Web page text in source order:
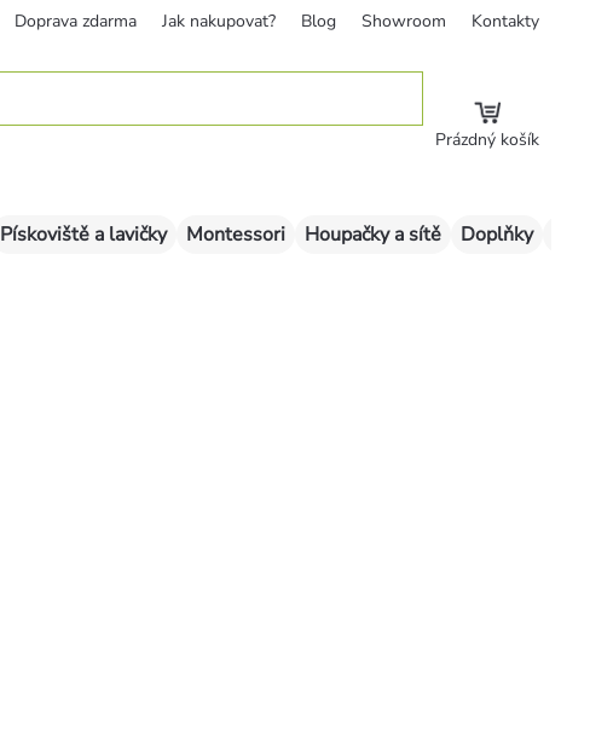
Doprava zdarma Jak nakupovat? Blog Showroom Kontakty
Prázdný košík
Pískoviště a lavičky Montessori Houpačky a sítě Doplňky